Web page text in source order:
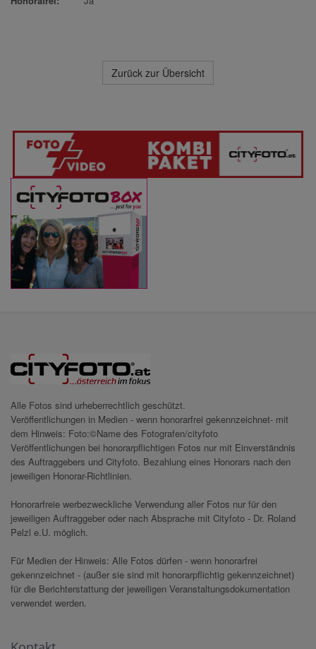
Zurück zur Übersicht
Alle Fotos sind urheberrechtlich geschützt.
Veröffentlichungen in Medien - wenn honorarfrei gekennzeichnet- mit
dem Hinweis: Foto:©Name des Fotografen/cityfoto
Veröffentlichungen bei honorarpflichtigen Fotos nur mit Einverständnis
des Auftraggebers und Cityfoto. Bezahlung eines Honorars nach den
jeweiligen Honorar-Richtlinien.
Honorarfreie werbezweckliche Verwendung aller Fotos nur für den
jeweiligen Auftraggeber oder nach Absprache mit Cityfoto - Dr. Roland
Pelzl e.U. möglich.
Für Medien der Hinweis: Alle Fotos dürfen - wenn honorarfrei
gekennzeichnet - (außer sie sind mit honorarpflichtig gekennzeichnet)
für die Berichterstattung der jeweiligen Veranstaltungsdokumentation
verwendet werden.